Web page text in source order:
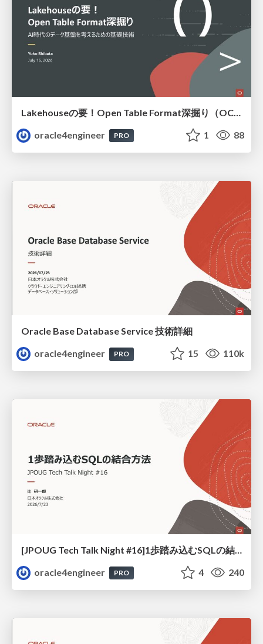
Lakehouseの要！Open Table Format深掘り（OCHaCafe Season 11 #6）
oracle4engineer
PRO 1 88
Oracle Base Database Service 技術詳細
oracle4engineer
PRO 15 110k
[JPOUG Tech Talk Night #16]1歩踏み込むSQLの結合方法
oracle4engineer
PRO 4 240